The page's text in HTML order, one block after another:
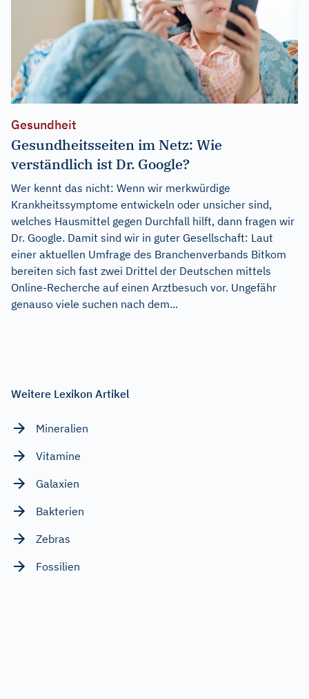
Gesundheit
Gesundheitsseiten im Netz: Wie
verständlich ist Dr. Google?
Wer kennt das nicht: Wenn wir merkwürdige
Krankheitssymptome entwickeln oder unsicher sind,
welches Hausmittel gegen Durchfall hilft, dann fragen wir
Dr. Google. Damit sind wir in guter Gesellschaft: Laut
einer aktuellen Umfrage des Branchenverbands Bitkom
bereiten sich fast zwei Drittel der Deutschen mittels
Online-Recherche auf einen Arztbesuch vor. Ungefähr
genauso viele suchen nach dem...
Weitere Lexikon Artikel
Mineralien
Vitamine
Galaxien
Bakterien
Zebras
Fossilien